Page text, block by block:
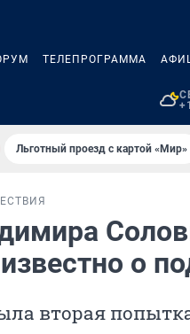
ТЕЛЕПРОГРАММА
Льготный проезд с картой «Мир»
о
вторая